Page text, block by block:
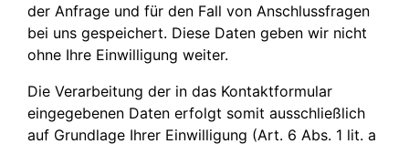
der Anfrage und für den Fall von Anschlussfragen
bei uns gespeichert. Diese Daten geben wir nicht
ohne Ihre Einwilligung weiter.
Die Verarbeitung der in das Kontaktformular
eingegebenen Daten erfolgt somit ausschließlich
auf Grundlage Ihrer Einwilligung (Art. 6 Abs. 1 lit. a